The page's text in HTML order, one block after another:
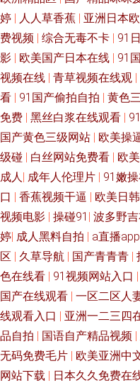
青娇喷水免费视频 欧美成人图
探花黑丝啪 午夜天堂精品久久
版 91成人一级片 91官方传谋免
色蝌蚪视频 韩国AV资源网 九月
视频 九一综合色 玖玖爱资源网
人人草人人人 国自12页 老司机
在线视频 午夜18禁在线 先锋久
线视频网站总站 变态另类先锋
线 久久精品中文字幕麻豆 免费
婷 | 人人草香蕉 | 亚洲日本
费视频 | 综合无毒不卡 | 91
影 | 欧美国产日本在线 | 91
视频在线 | 青草视频在线观 |
看 | 91国产偷拍自拍 | 黄色
免费 | 黑丝白浆在线观看 |
国产黄色三级网站 | 欧美操
级碰 | 白丝网站免费看 | 欧
成人| 成年人伦理片 | 91嫩
口 | 香蕉视频干逼 | 欧美日
视频电影 | 操碰91 | 波多野
婷| 成人黑料自拍 | a直播app
区 | 久草导航 | 国产青青青 |
色在线看 | 91视频网站入口 |
国产在线观看 | 一区二区人
线观看入口 | 亚洲一二三四
品自拍 | 国语自产精品视频 |
无码免费毛片 | 欧美亚洲中
网站下载 | 日本久久免费在